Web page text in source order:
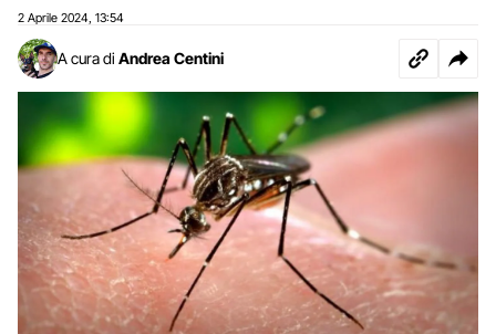
2 Aprile 2024 13:54
A cura di Andrea Centini